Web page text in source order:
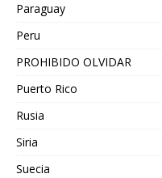
Paraguay
Peru
PROHIBIDO OLVIDAR
Puerto Rico
Rusia
Siria
Suecia